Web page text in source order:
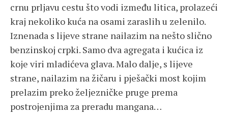
crnu prljavu cestu što vodi između litica, prolazeći
kraj nekoliko kuća na osami zaraslih u zelenilo.
Iznenada s lijeve strane nailazim na nešto slično
benzinskoj crpki. Samo dva agregata i kućica iz
koje viri mladićeva glava. Malo dalje, s lijeve
strane, nailazim na žičaru i pješački most kojim
prelazim preko željezničke pruge prema
postrojenjima za preradu mangana…